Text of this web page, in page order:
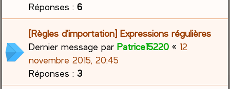
Réponses :6
[Règles d'importation] Expressions régulières
Dernier message parPatrice15220 « 12
novembre 2015, 20:45
Réponses :3